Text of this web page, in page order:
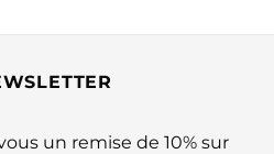
un remise de 10% sur